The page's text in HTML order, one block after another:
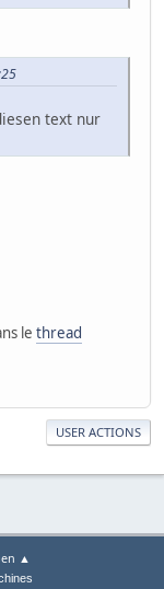
text nur
le thread
USER ACTIONS
▲